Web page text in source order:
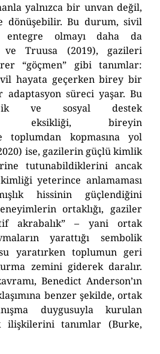
yalnızca bir unvan değil,
dönüşebilir. Bu durum, sivil
entegre olmayı daha da
ve Truusa (2019), gazileri
“göçmen” gibi tanımlar:
hayata geçerken birey bir
süreci yaşar. Bu
ve sosyal destek
eksikliği, bireyin
toplumdan kopmasına yol
ise, gazilerin güçlü kimlik
tutunabildiklerini ancak
yeterince anlamaması
hissinin güçlendiğini
ortaklığı, gaziler
akrabalık” – yani ortak
yarattığı sembolik
yaratırken toplumun geri
zemini giderek daralır.
Benedict Anderson’ın
benzer şekilde, ortak
duygusuyla kurulan
ilişkilerini tanımlar (Burke,